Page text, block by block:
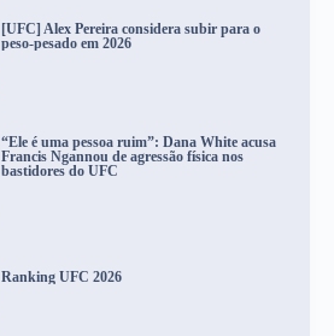
[UFC] Alex Pereira considera subir para o
peso-pesado em 2026
“Ele é uma pessoa ruim”: Dana White acusa
Francis Ngannou de agressão física nos
bastidores do UFC
Ranking UFC 2026